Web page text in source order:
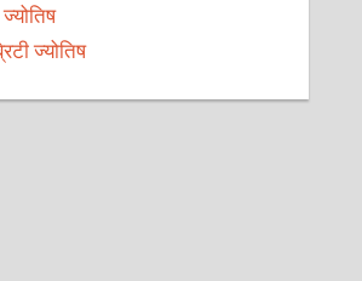
ज्योतिष